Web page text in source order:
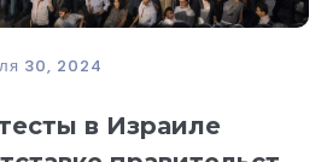
30, 2024
в Израиле